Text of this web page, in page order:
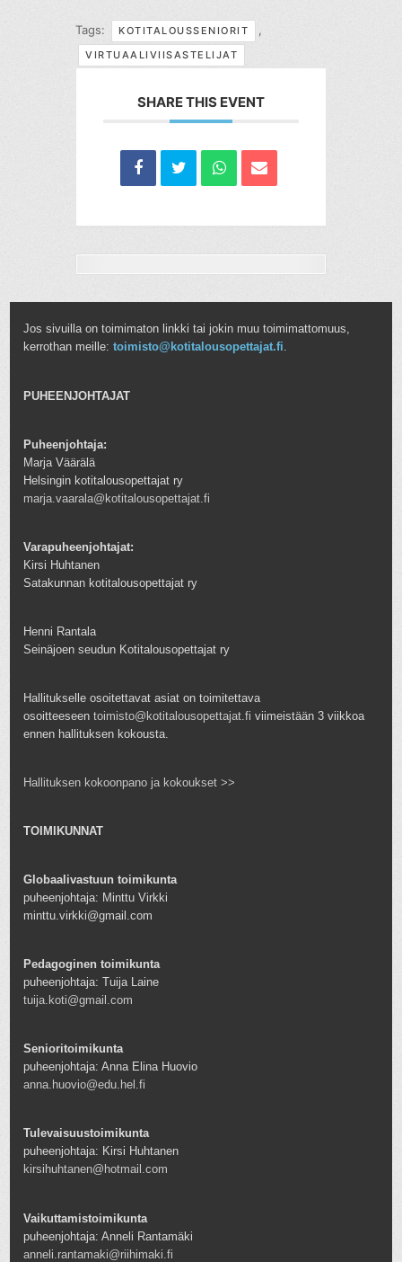
Tags: KOTITALOUSSENIORIT ,
VIRTUAALIVIISASTELIJAT
SHARE THIS EVENT
Jos sivuilla on toimimaton linkki tai jokin muu toimimattomuus,
kerrothan meille:toimisto@kotitalousopettajat.fi.
PUHEENJOHTAJAT
Puheenjohtaja:
Marja Väärälä
Helsingin kotitalousopettajat ry
marja.vaarala@kotitalousopettajat.fi
Varapuheenjohtajat:
Kirsi Huhtanen
Satakunnan kotitalousopettajat ry
Henni Rantala
Seinäjoen seudun Kotitalousopettajat ry
Hallitukselle osoitettavat asiat on toimitettava
osoitteeseentoimisto@kotitalousopettajat.fi viimeistään 3 viikkoa
ennen hallituksen kokousta.
Hallituksen kokoonpano ja kokoukset >>
TOIMIKUNNAT
Globaalivastuun toimikunta
puheenjohtaja: Minttu Virkki
minttu.virkki@gmail.com
Pedagoginen toimikunta
puheenjohtaja: Tuija Laine
tuija.koti@gmail.com
Senioritoimikunta
puheenjohtaja: Anna Elina Huovio
anna.huovio@edu.hel.fi
Tulevaisuustoimikunta
puheenjohtaja: Kirsi Huhtanen
kirsihuhtanen@hotmail.com
Vaikuttamistoimikunta
puheenjohtaja: Anneli Rantamäki
anneli.rantamaki@riihimaki.fi